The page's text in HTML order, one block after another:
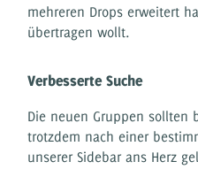
mehreren Drops erweitert
übertragen wollt.
Verbesserte Suche
Die neuen Gruppen sollten
trotzdem nach einer
unserer Sidebar ans Herz